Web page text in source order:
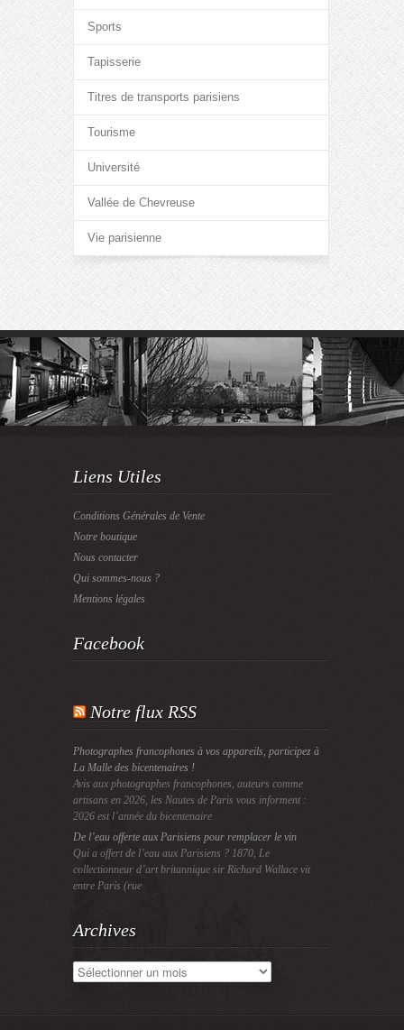
Sports
Tapisserie
Titres de transports parisiens
Tourisme
Université
Vallée de Chevreuse
Vie parisienne
Liens Utiles
Conditions Générales de Vente
Notre boutique
Nous contacter
Qui sommes-nous ?
Mentions légales
Facebook
Notre flux RSS
Photographes francophones à vos appareils, participez à
La Malle des bicentenaires !
Avis aux photographes francophones, auteurs comme
artisans en 2026, les Nautes de Paris vous informent :
2026 est l’année du bicentenaire
De l’eau offerte aux Parisiens pour remplacer le vin
Qui a offert de l’eau aux Parisiens ? 1870, Le
collectionneur d’art britannique sir Richard Wallace vit
entre Paris (rue
Archives
Archives